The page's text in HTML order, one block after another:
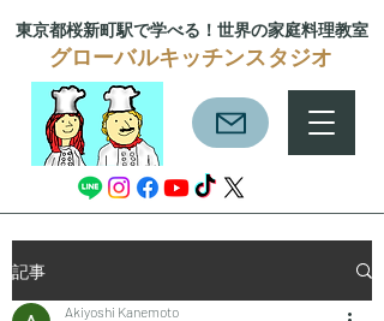
東京都桜新町駅で学べる！ 世界の家庭料理教室
グローバルキッチンスタジオ
記事
Akiyoshi Kanemoto